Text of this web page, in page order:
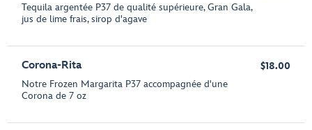
Tequila argentée P37 de qualité supérieure, Gran Gala,
jus de lime frais, sirop d'agave
Corona-Rita
Notre Frozen Margarita P37 accompagnée d'une
Corona de 7 oz
$18.00